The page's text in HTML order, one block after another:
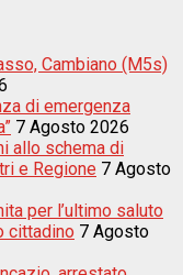
Cambiano (M5s)
di emergenza
7 Agosto 2026
allo schema di
e Regione 7 Agosto
per l’ultimo saluto
cittadino 7 Agosto